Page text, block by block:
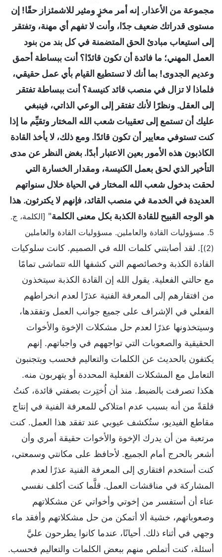
مجموعة من الأعذار. إنه أمر مخزٍ ومثير للاشمئزاز حقًا! إن
مستوى قدراتك ضعيف جدًا، وأنت لا تفهم أي مهنة، وتفتقر
إلى استيعاب مبادئ الحق المتضمنة في كل بند من بنود
العمل المهني؛ ما فائدة أن تكون قائدًا؟ أنت ببساطة أحمق
وعديم الجدوى! بما أنك لا تستطيع القيام بأي عمل حقيقي،
فلماذا لا تزال في منصب قائد كنيسة؟ أنت ببساطة تفتقر
إلى العقل. ونظرًا لأنك تفتقر إلى الوعي الذاتي، فينبغي
عليك أن تستمع إلى تعقيبات شعب الله المختار وتقيِّم ما إذا
كنت تستوفي معايير أن تكون قائدًا. ومع ذلك، لا يأخذ القادة
الكاذبون هذه الأمور بعين الاعتبار أبدًا. بغض النظر عن مدى
التأخير الذي لحق بعمل الكنيسة، ومقدار الخسارة التي
لحقت بدخول شعب الله المختار في الحياة خلال سنواتهم
العديدة في الخدمة في منصب القائد، فإنهم لا يكترثون. هذا
هو الوجه القبيح للقادة الكذبة بكل معنى الكلمة" [الكلمة، ج.
5. مسؤوليات القادة والعاملين. مسؤوليات القادة والعاملين
(2)]
. لقد أصابتني كلمات الله في الصميم. كانت سلوكيات
القادة الكذبة وخصائصهم التي كشفها الله تتماشى تمامًا
مع حالتي الفعلية. يقول الله إن القادة الكذبة سيتخذون
من افتقارهم إلى المعرفة الفنية عذرًا لعدم انخراطهم
الفعلي في الإشراف على جميع جوانب العمل وتفقدها،
وسيتخذونها عذرًا لعدم حل مشكلات الإخوة والأخوات
الحقيقية والصعوبات التي تواجههم في واجباتهم. إنهم
يكتفون بالحديث عن الكلمات والتعاليم فحسب ويتجنبون
التعامل مع المشكلات الفعلية المحددة أو يتهربون منه.
هكذا تصرفت بالضبط. منذ أن اُختِرت بصفتي قائدة، كنتُ
قلقةً من أنه بسبب عدم امتلاكي للمعرفة الفنية في إنتاج
مقاطع الفيديو، ستُكشف عيوبي عند تفقد هذا العمل. كنت
مرتعبة من أن يدرك الإخوة والأخوات حقيقة أمري وأن
أشعر بالحرج أمام الجميع. لأحافظ على مكانتي وسمعتي،
كنت أستخدم افتقاري إلى المعرفة الفنية عذرًا لعدم
المشاركة في مناقشات العمل. قلَّما كنت أكلف نفسي
عناء أن أستفسر من إخوتي وأخواتي عن مشكلاتهم
وصعوباتهم، خشية ألا أتمكن من حل مشكلاتهم وأفقد ماء
وجهي في أثناء ذلك. أحيانًا، عندما كانوا يطرحون عليَّ
أسئلة، كنت أتملص منهم ببعض الكلمات والتعاليم فحسب.